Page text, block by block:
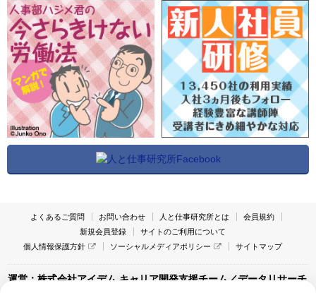
よくあるご質問 お問い合わせ 人と仕事研究所とは
会員規約
新規会員登録
サイトのご利用について
個人情報保護方針
ソーシャルメディアポリシー サイトマップ
運営：株式会社アイデム キャリア開発支援チーム／データリサーチ